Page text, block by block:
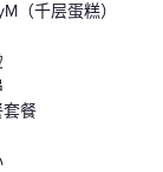
（千层蛋糕）
餐